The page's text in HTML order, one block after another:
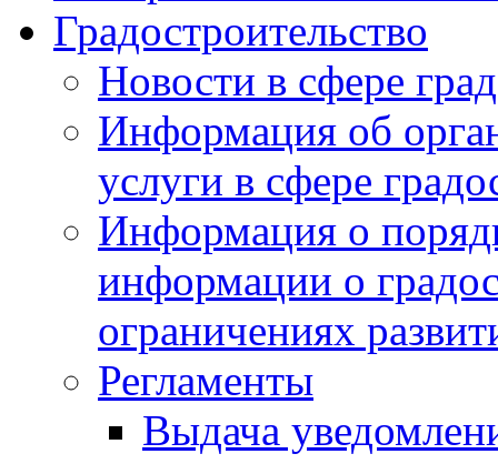
Градостроительство
Новости в сфере
Информация об
услуги в сфере
Информация о
информации о
ограничениях
Регламенты
Выдача